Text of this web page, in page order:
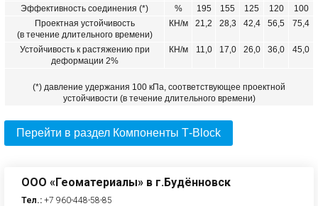
Эффективность соединения (*)
% 195 155 125 120
100
Проектная устойчивость
(в течение длительного времени)
КН/м 21,2 28,3 42,4 56,5 75,4
Устойчивость к растяжению при
деформации 2%
КН/м 11,0 17,0 26,0 36,0 45,0
(*) давление удержания 100 кПа, соответствующее проектной
устойчивости (в течение длительного времени)
Перейти в раздел Компоненты Т-Block
ООО «Геоматериалы» в г.Будённовск
Тел.: +7 960-448-58-85